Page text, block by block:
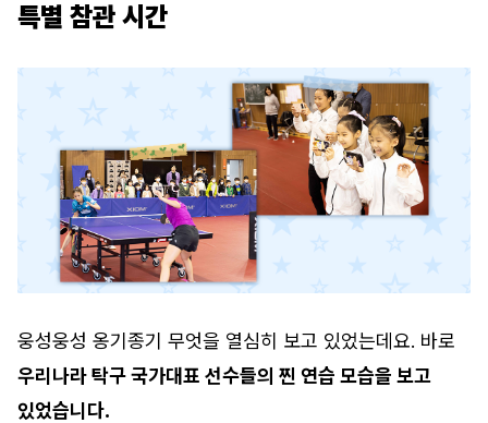
특별 참관 시간
웅성웅성 옹기종기 무엇을 열심히 보고 있었는데요. 바로
우리나라 탁구 국가대표 선수들의 찐 연습 모습을 보고
있었습니다.